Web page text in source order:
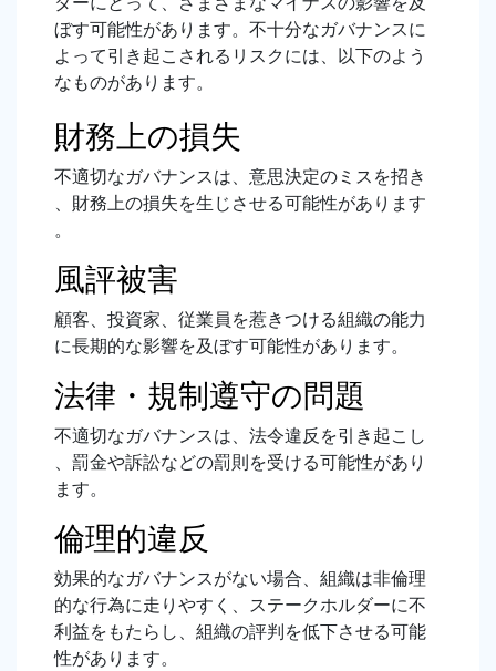
ぼす可能性があります。不十分なガバナンスに
よって引き起こされるリスクには、以下のよう
なものがあります。
財務上の損失
不適切なガバナンスは、意思決定のミスを招き
、財務上の損失を生じさせる可能性があります
。
風評被害
顧客、投資家、従業員を惹きつける組織の能力
に長期的な影響を及ぼす可能性があります。
法律・規制遵守の問題
不適切なガバナンスは、法令違反を引き起こし
、罰金や訴訟などの罰則を受ける可能性があり
ます。
倫理的違反
効果的なガバナンスがない場合、組織は非倫理
的な行為に走りやすく、ステークホルダーに不
利益をもたらし、組織の評判を低下させる可能
性があります。